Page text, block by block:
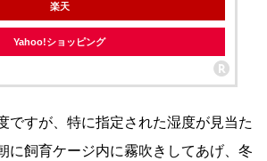
楽天
Yahoo!ショッピング
ですが、特に指定された湿度が見当た
に飼育ケージ内に霧吹きしてあげ、冬